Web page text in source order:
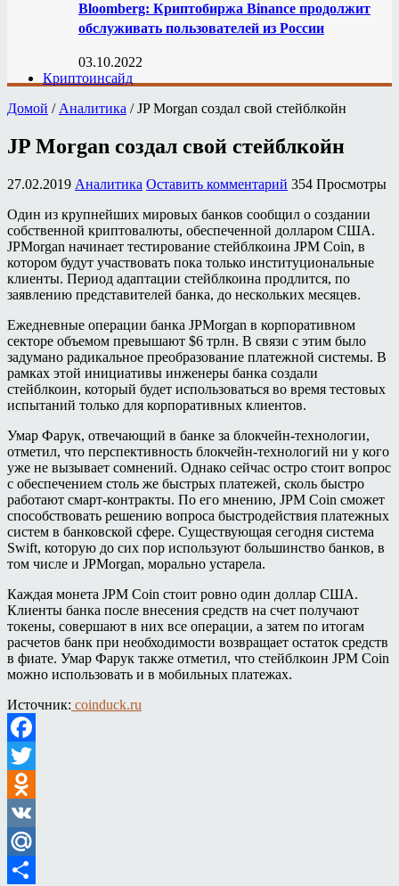
Bloomberg: Криптобиржа Binance продолжит
обслуживать пользователей из России
03.10.2022
Криптоинсайд
Домой / Аналитика / JP Morgan создал свой стейблкойн
JP Morgan создал свой стейблкойн
27.02.2019 Аналитика Оставить комментарий 354 Просмотры
Один из крупнейших мировых банков сообщил о создании
собственной криптовалюты, обеспеченной долларом США.
JPMorgan начинает тестирование стейблкоина JPM Coin, в
котором будут участвовать пока только институциональные
клиенты. Период адаптации стейблкоина продлится, по
заявлению представителей банка, до нескольких месяцев.
Ежедневные операции банка JPMorgan в корпоративном
секторе объемом превышают $6 трлн. В связи с этим было
задумано радикальное преобразование платежной системы. В
рамках этой инициативы инженеры банка создали
стейблкоин, который будет использоваться во время тестовых
испытаний только для корпоративных клиентов.
Умар Фарук, отвечающий в банке за блокчейн-технологии,
отметил, что перспективность блокчейн-технологий ни у кого
уже не вызывает сомнений. Однако сейчас остро стоит вопрос
с обеспечением столь же быстрых платежей, сколь быстро
работают смарт-контракты. По его мнению, JPM Coin сможет
способствовать решению вопроса быстродействия платежных
систем в банковской сфере. Существующая сегодня система
Swift, которую до сих пор используют большинство банков, в
том числе и JPMorgan, морально устарела.
Каждая монета JPM Coin стоит ровно один доллар США.
Клиенты банка после внесения средств на счет получают
токены, совершают в них все операции, а затем по итогам
расчетов банк при необходимости возвращает остаток средств
в фиате. Умар Фарук также отметил, что стейблкоин JPM Coin
можно использовать и в мобильных платежах.
Источник: coinduck.ru
Facebook
Twitter
Odnoklassniki
VK
Mail.Ru